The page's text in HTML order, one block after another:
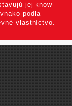
jej know-
podľa
vlastníctvo.